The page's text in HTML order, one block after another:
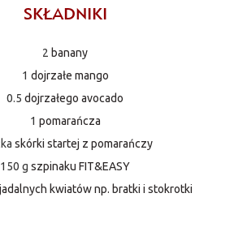
SKŁADNIKI
2 banany
1 dojrzałe mango
0.5 dojrzałego avocado
1 pomarańcza
skórki startej z pomarańczy
150 g szpinaku FIT&EASY
jadalnych kwiatów np. bratki i stokrotki